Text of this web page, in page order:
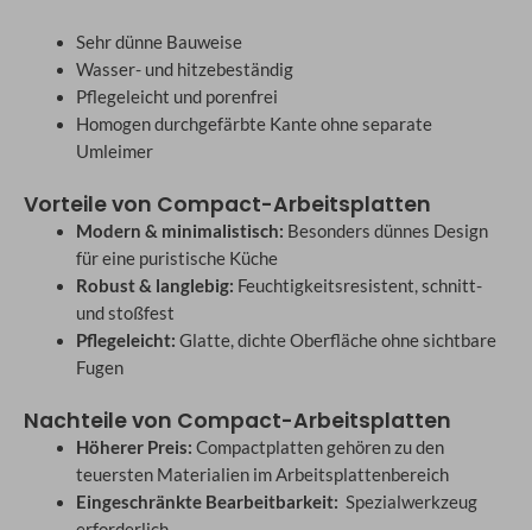
Sehr dünne Bauweise
Wasser- und hitzebeständig
Pflegeleicht und porenfrei
Homogen durchgefärbte Kante ohne separate
Umleimer
Vorteile von Compact-Arbeitsplatten
Modern & minimalistisch: Besonders dünnes Design
für eine puristische Küche
Robust & langlebig: Feuchtigkeitsresistent, schnitt-
und stoßfest
Pflegeleicht: Glatte, dichte Oberfläche ohne sichtbare
Fugen
Nachteile von Compact-Arbeitsplatten
Höherer Preis: Compactplatten gehören zu den
teuersten Materialien im Arbeitsplattenbereich
Eingeschränkte Bearbeitbarkeit: Spezialwerkzeug